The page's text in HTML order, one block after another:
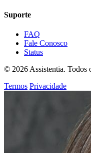
Suporte
FAQ
Fale Conosco
Status
© 2026 Assistentia. Todos
Termos Privacidade